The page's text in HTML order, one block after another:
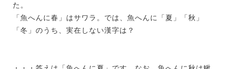
た。
「魚へんに春」はサワラ。では、魚へんに「夏」「秋」
「冬」のうち、実在しない漢字は？